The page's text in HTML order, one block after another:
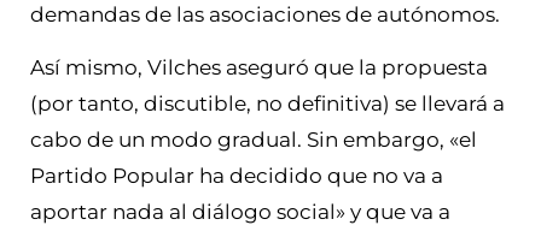
demandas de las asociaciones de autónomos.
Así mismo, Vilches aseguró que la propuesta
(por tanto, discutible, no definitiva) se llevará a
cabo de un modo gradual. Sin embargo, «el
Partido Popular ha decidido que no va a
aportar nada al diálogo social» y que va a